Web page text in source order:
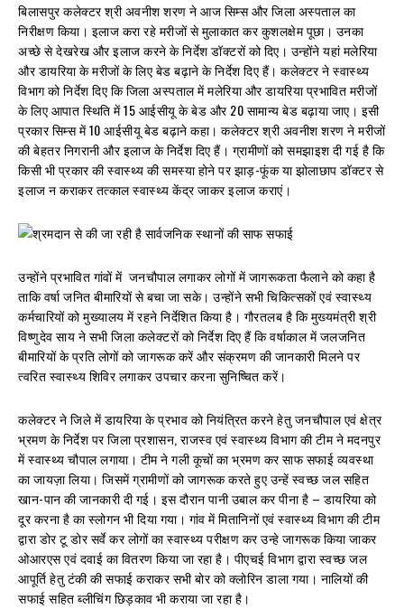
बिलासपुर कलेक्टर श्री अवनीश शरण ने आज सिम्स और जिला अस्पताल का
निरीक्षण किया। इलाज करा रहे मरीजों से मुलाकात कर कुशलक्षेम पूछा। उनका
अच्छे से देखरेख और इलाज करने के निर्देश डॉक्टरों को दिए। उन्होंने यहां मलेरिया
और डायरिया के मरीजों के लिए बेड बढ़ाने के निर्देश दिए हैं। कलेक्टर ने स्वास्थ्य
विभाग को निर्देश दिए कि जिला अस्पताल में मलेरिया और डायरिया प्रभावित मरीजों
के लिए आपात स्थिति में 15 आईसीयू के बेड और 20 सामान्य बेड बढ़ाया जाए। इसी
प्रकार सिम्स में 10 आईसीयू बेड बढ़ाने कहा। कलेक्टर श्री अवनीश शरण ने मरीजों
की बेहतर निगरानी और इलाज के निर्देश दिए हैं। ग्रामीणों को समझाइश दी गई है कि
किसी भी प्रकार की स्वास्थ्य की समस्या होने पर झाड़-फूंक या झोलाछाप डॉक्टर से
इलाज न कराकर तत्काल स्वास्थ्य केंद्र जाकर इलाज कराएं।
उन्होंने प्रभावित गांवों में जनचौपाल लगाकर लोगों में जागरूकता फैलाने को कहा है
ताकि वर्षा जनित बीमारियों से बचा जा सके। उन्होंने सभी चिकित्सकों एवं स्वास्थ्य
कर्मचारियों को मुख्यालय में रहने निर्देशित किया है। गौरतलब है कि मुख्यमंत्री श्री
विष्णुदेव साय ने सभी जिला कलेक्टरों को निर्देश दिए हैं कि वर्षाकाल में जलजनित
बीमारियों के प्रति लोगों को जागरूक करें और संक्रमण की जानकारी मिलने पर
त्वरित स्वास्थ्य शिविर लगाकर उपचार करना सुनिष्चित करें।
कलेक्टर ने जिले में डायरिया के प्रभाव को नियंत्रित करने हेतु जनचौपाल एवं क्षेत्र
भ्रमण के निर्देश पर जिला प्रशासन, राजस्व एवं स्वास्थ्य विभाग की टीम ने मदनपुर
में स्वास्थ्य चौपाल लगाया। टीम ने गली कूचों का भ्रमण कर साफ सफाई व्यवस्था
का जायज़ा लिया। जिसमें ग्रामीणों को जागरूक करते हुए उन्हें स्वच्छ जल सहित
खान-पान की जानकारी दी गई। इस दौरान पानी उबाल कर पीना है – डायरिया को
दूर करना है का स्लोगन भी दिया गया। गांव में मितानिनों एवं स्वास्थ्य विभाग की टीम
द्वारा डोर टू डोर सर्वे कर लोगों का स्वास्थ्य परीक्षण कर उन्हे जागरूक किया जाकर
ओआरएस एवं दवाई का वितरण किया जा रहा है। पीएचई विभाग द्वारा स्वच्छ जल
आपूर्ति हेतु टंकी की सफाई कराकर सभी बोर को क्लोरिन डाला गया। नालियों की
सफाई सहित ब्लीचिंग छिड़काव भी कराया जा रहा है।